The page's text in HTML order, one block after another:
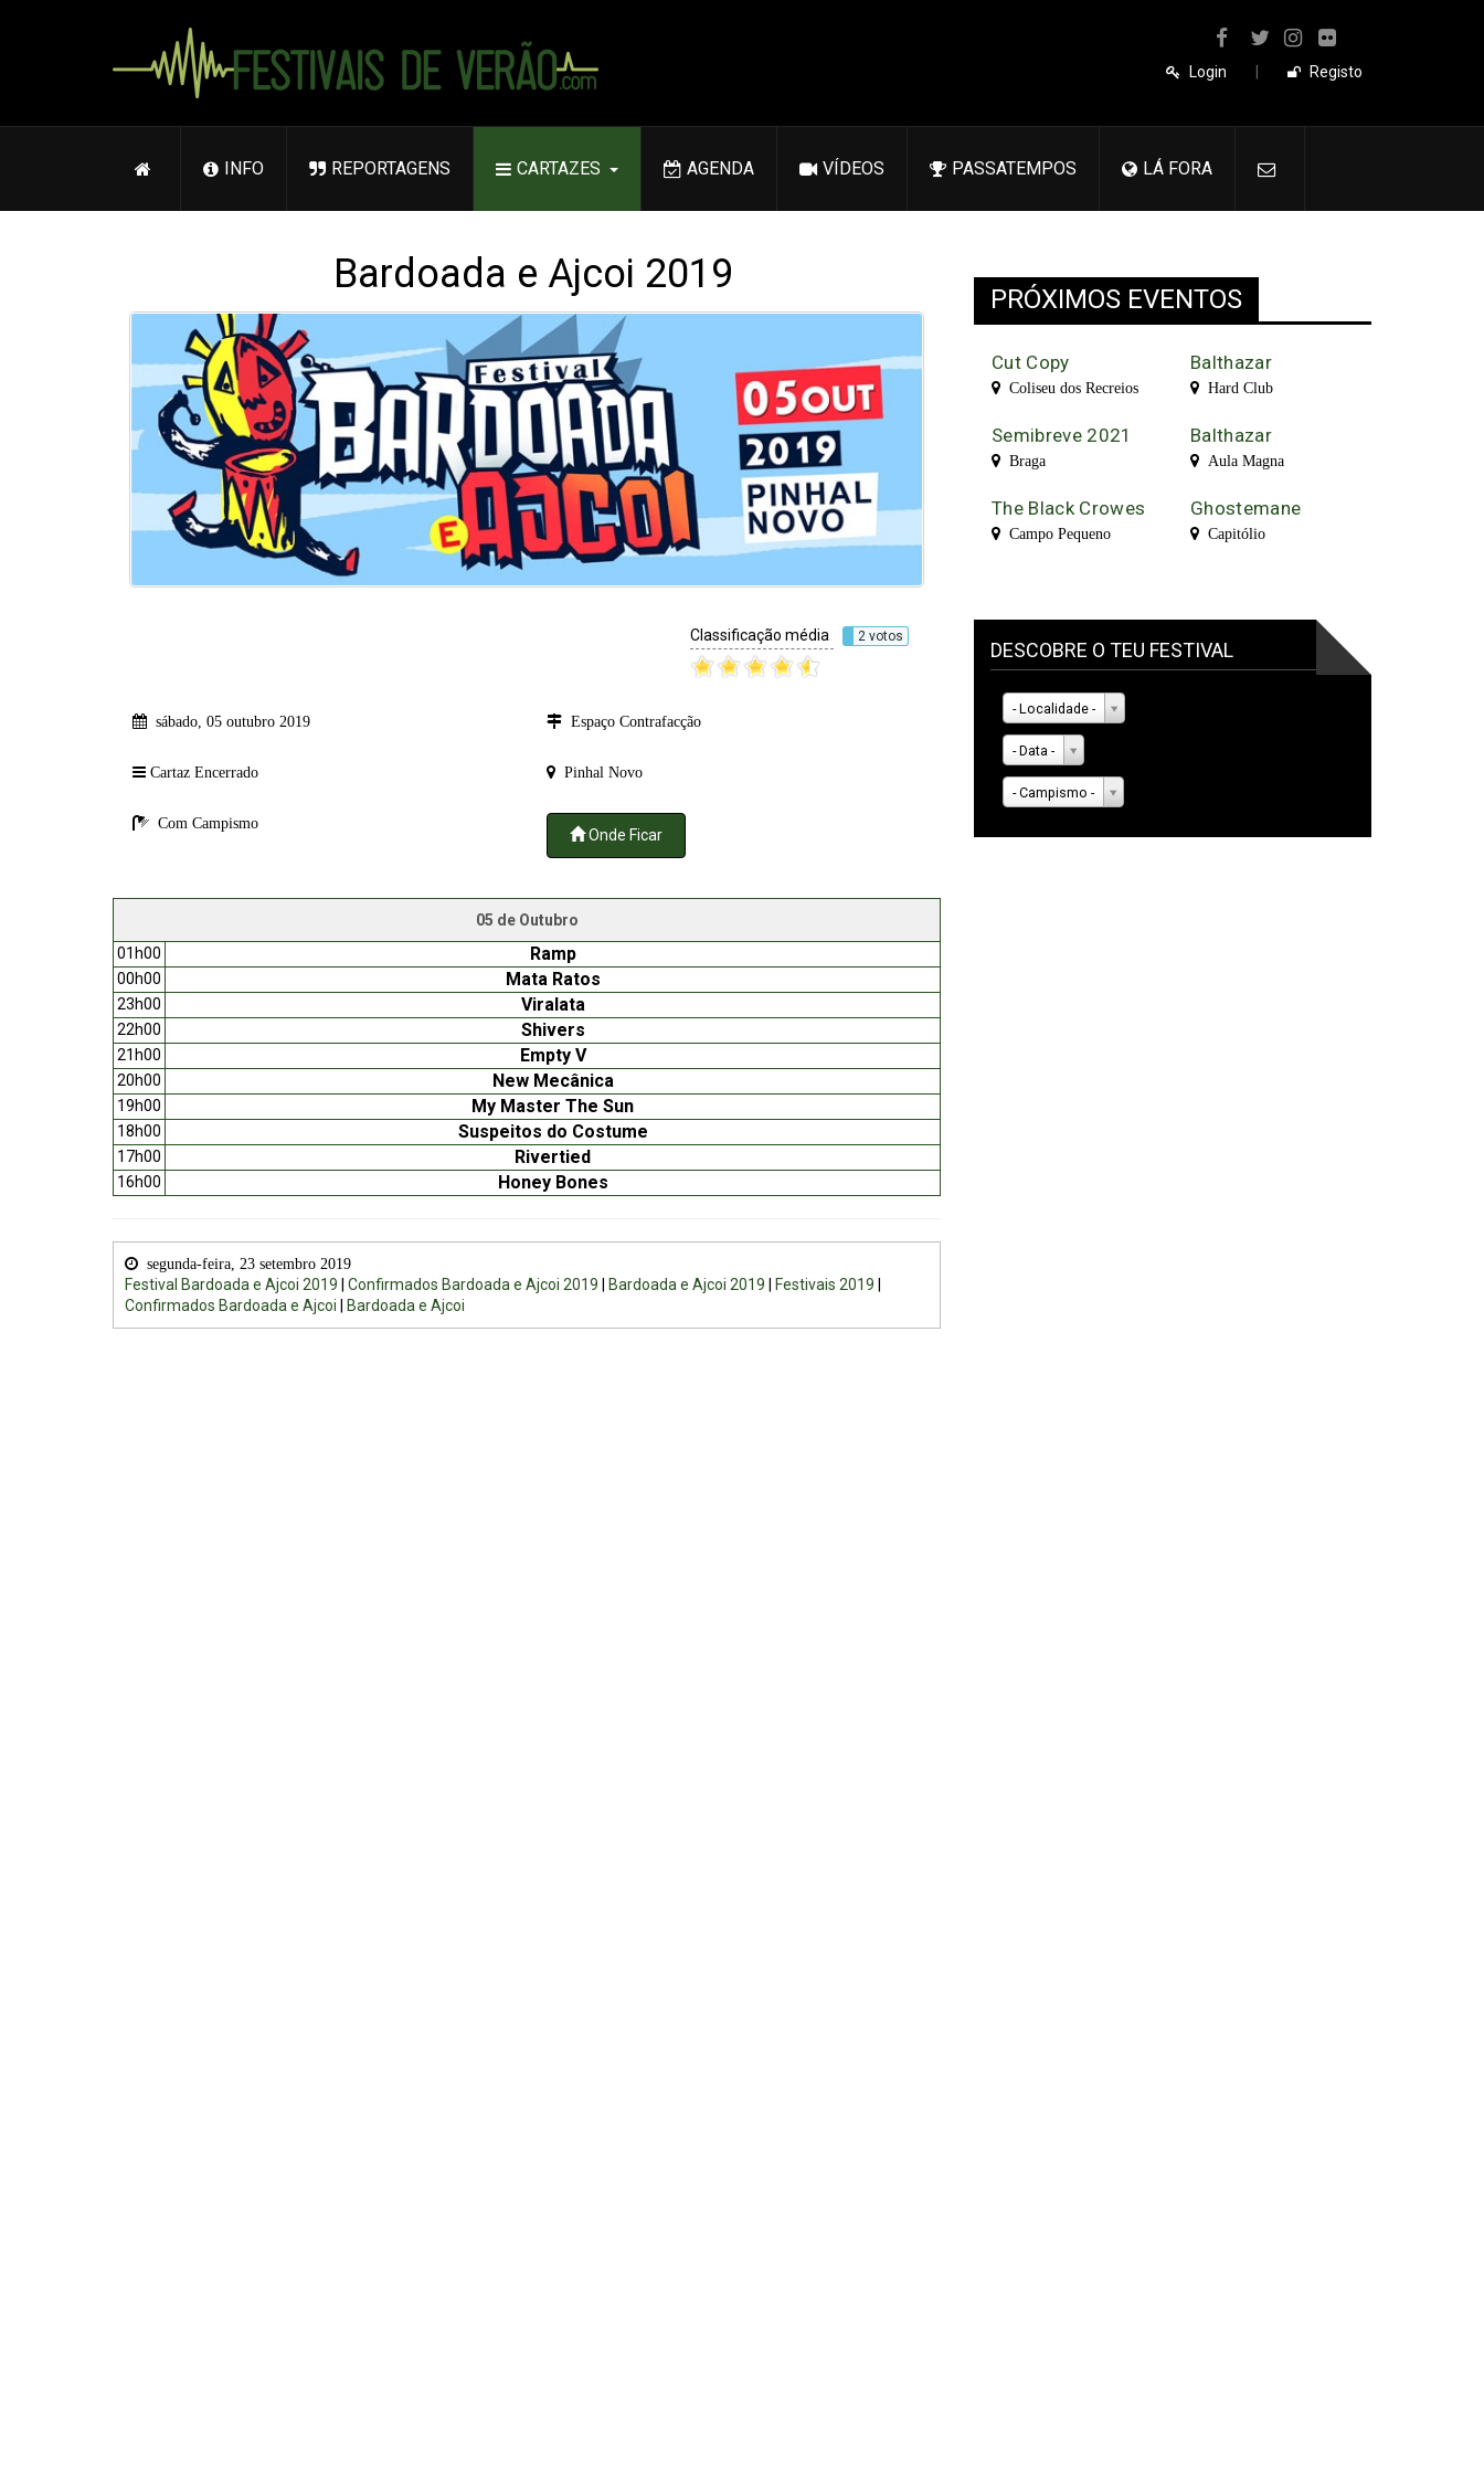
Login Registo
INFO REPORTAGENS CARTAZES AGENDA VÍDEOS PASSATEMPOS LÁ FORA
Bardoada e Ajcoi 2019
Classificação média 2 votos
sábado, 05 outubro 2019
Cartaz Encerrado
Com Campismo
Espaço Contrafacção
Pinhal Novo
Onde Ficar
05 de Outubro
01h00
Ramp
00h00 Mata Ratos
23h00 Viralata
22h00 Shivers
21h00 Empty V
20h00 New Mecânica
19h00 My Master The Sun
18h00 Suspeitos do Costume
17h00 Rivertied
16h00 Honey Bones
segunda-feira, 23 setembro 2019
Festival Bardoada e Ajcoi 2019 Confirmados Bardoada e Ajcoi 2019 Bardoada e Ajcoi 2019 Festivais 2019
Confirmados Bardoada e Ajcoi
Bardoada e Ajcoi
PRÓXIMOS EVENTOS
Cut Copy
Coliseu dos Recreios
Balthazar
Hard Club
Semibreve 2021
Braga
Balthazar
Aula Magna
The Black Crowes
Campo Pequeno
Ghostemane
Capitólio
DESCOBRE O TEU FESTIVAL
- Localidade -
- Data -
- Campismo -